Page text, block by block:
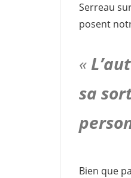
Serreau
posent
«
sa
Bien que